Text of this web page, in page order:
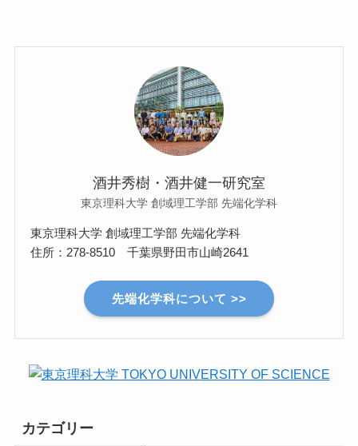
酒井秀樹・酒井健一研究室
東京理科大学 創域理工学部 先端化学科
東京理科大学 創域理工学部 先端化学科
住所：278-8510 千葉県野田市山崎2641
先端化学科について >>
カテゴリー